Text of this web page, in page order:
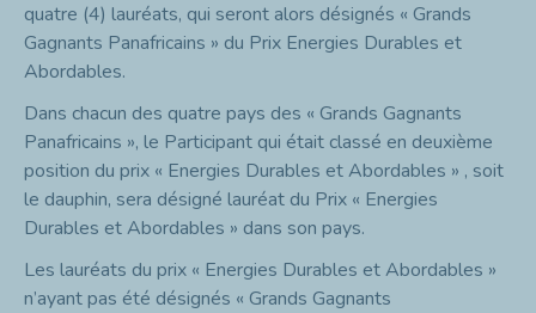
quatre (4) lauréats, qui seront alors désignés « Grands
Gagnants Panafricains » du Prix Energies Durables et
Abordables.
Dans chacun des quatre pays des « Grands Gagnants
Panafricains », le Participant qui était classé en deuxième
position du prix « Energies Durables et Abordables » , soit
le dauphin, sera désigné lauréat du Prix « Energies
Durables et Abordables » dans son pays.
Les lauréats du prix « Energies Durables et Abordables »
n’ayant pas été désignés « Grands Gagnants